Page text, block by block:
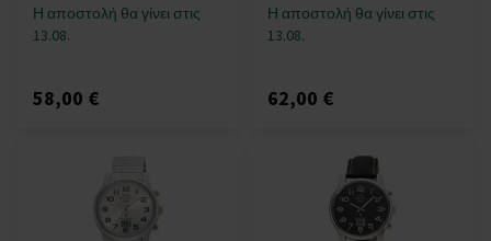
Η αποστολή θα γίνει στις
13.08.
58,00 €
Η αποστολή θα γίνει στις
13.08.
62,00 €